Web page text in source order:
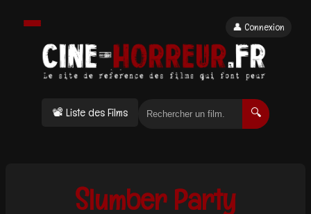
📽 Liste des Films 🔍
👤 Connexion
Slumber Party